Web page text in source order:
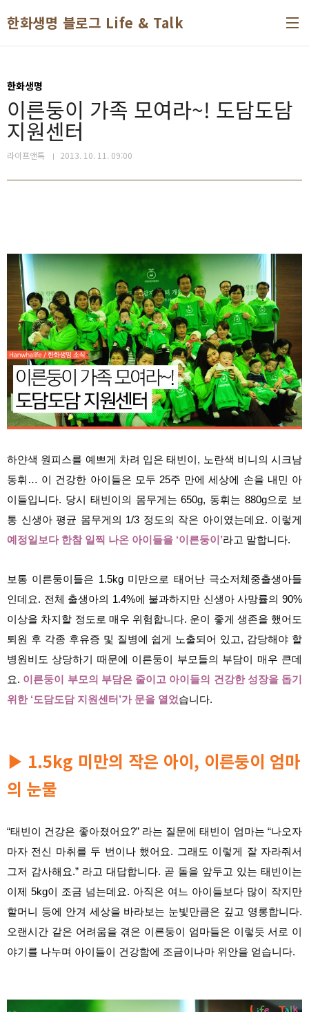
한화생명 블로그 Life & Talk
한화생명
이른둥이 가족 모여라~! 도담도담
지원센터
라이프앤톡 2013. 10. 11. 09:00
하얀색 원피스를 예쁘게 차려 입은 태빈이, 노란색 비니의 시크남
동휘… 이 건강한 아이들은 모두 25주 만에 세상에 손을 내민 아
이들입니다. 당시 태빈이의 몸무게는 650g, 동휘는 880g으로 보
통 신생아 평균 몸무게의 1/3 정도의 작은 아이였는데요. 이렇게
예정일보다 한참 일찍 나온 아이들을 ‘이른둥이’라고 말합니다.
보통 이른둥이들은 1.5kg 미만으로 태어난 극소저체중출생아들
인데요. 전체 출생아의 1.4%에 불과하지만 신생아 사망률의 90%
이상을 차지할 정도로 매우 위험합니다. 운이 좋게 생존을 했어도
퇴원 후 각종 후유증 및 질병에 쉽게 노출되어 있고, 감당해야 할
병원비도 상당하기 때문에 이른둥이 부모들의 부담이 매우 큰데
요. 이른둥이 부모의 부담은 줄이고 아이들의 건강한 성장을 돕기
위한 ‘도담도담 지원센터’가 문을 열었습니다.
▶ 1.5kg 미만의 작은 아이, 이른둥이 엄마
의 눈물
“태빈이 건강은 좋아졌어요?” 라는 질문에 태빈이 엄마는 “나오자
마자 전신 마취를 두 번이나 했어요. 그래도 이렇게 잘 자라줘서
그저 감사해요.” 라고 대답합니다. 곧 돌을 앞두고 있는 태빈이는
이제 5kg이 조금 넘는데요. 아직은 여느 아이들보다 많이 작지만
할머니 등에 안겨 세상을 바라보는 눈빛만큼은 깊고 영롱합니다.
오랜시간 같은 어려움을 겪은 이른둥이 엄마들은 이렇듯 서로 이
야기를 나누며 아이들이 건강함에 조금이나마 위안을 얻습니다.